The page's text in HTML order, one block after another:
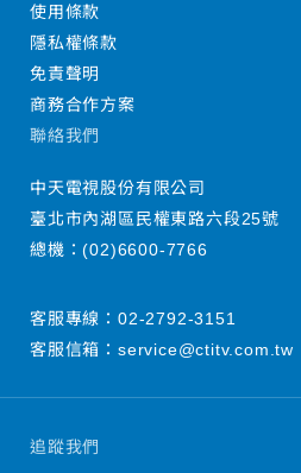
追蹤我們
使用條款
隱私權條款
免責聲明
商務合作方案
聯絡我們
中天電視股份有限公司
臺北市內湖區民權東路六段25號
總機：(02)6600-7766
客服專線： 02-2792-3151
客服信箱： service@ctitv.com.tw